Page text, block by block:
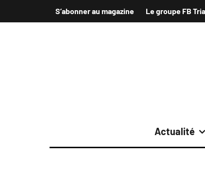
S’abonner au magazine Le groupe FB
Actualité